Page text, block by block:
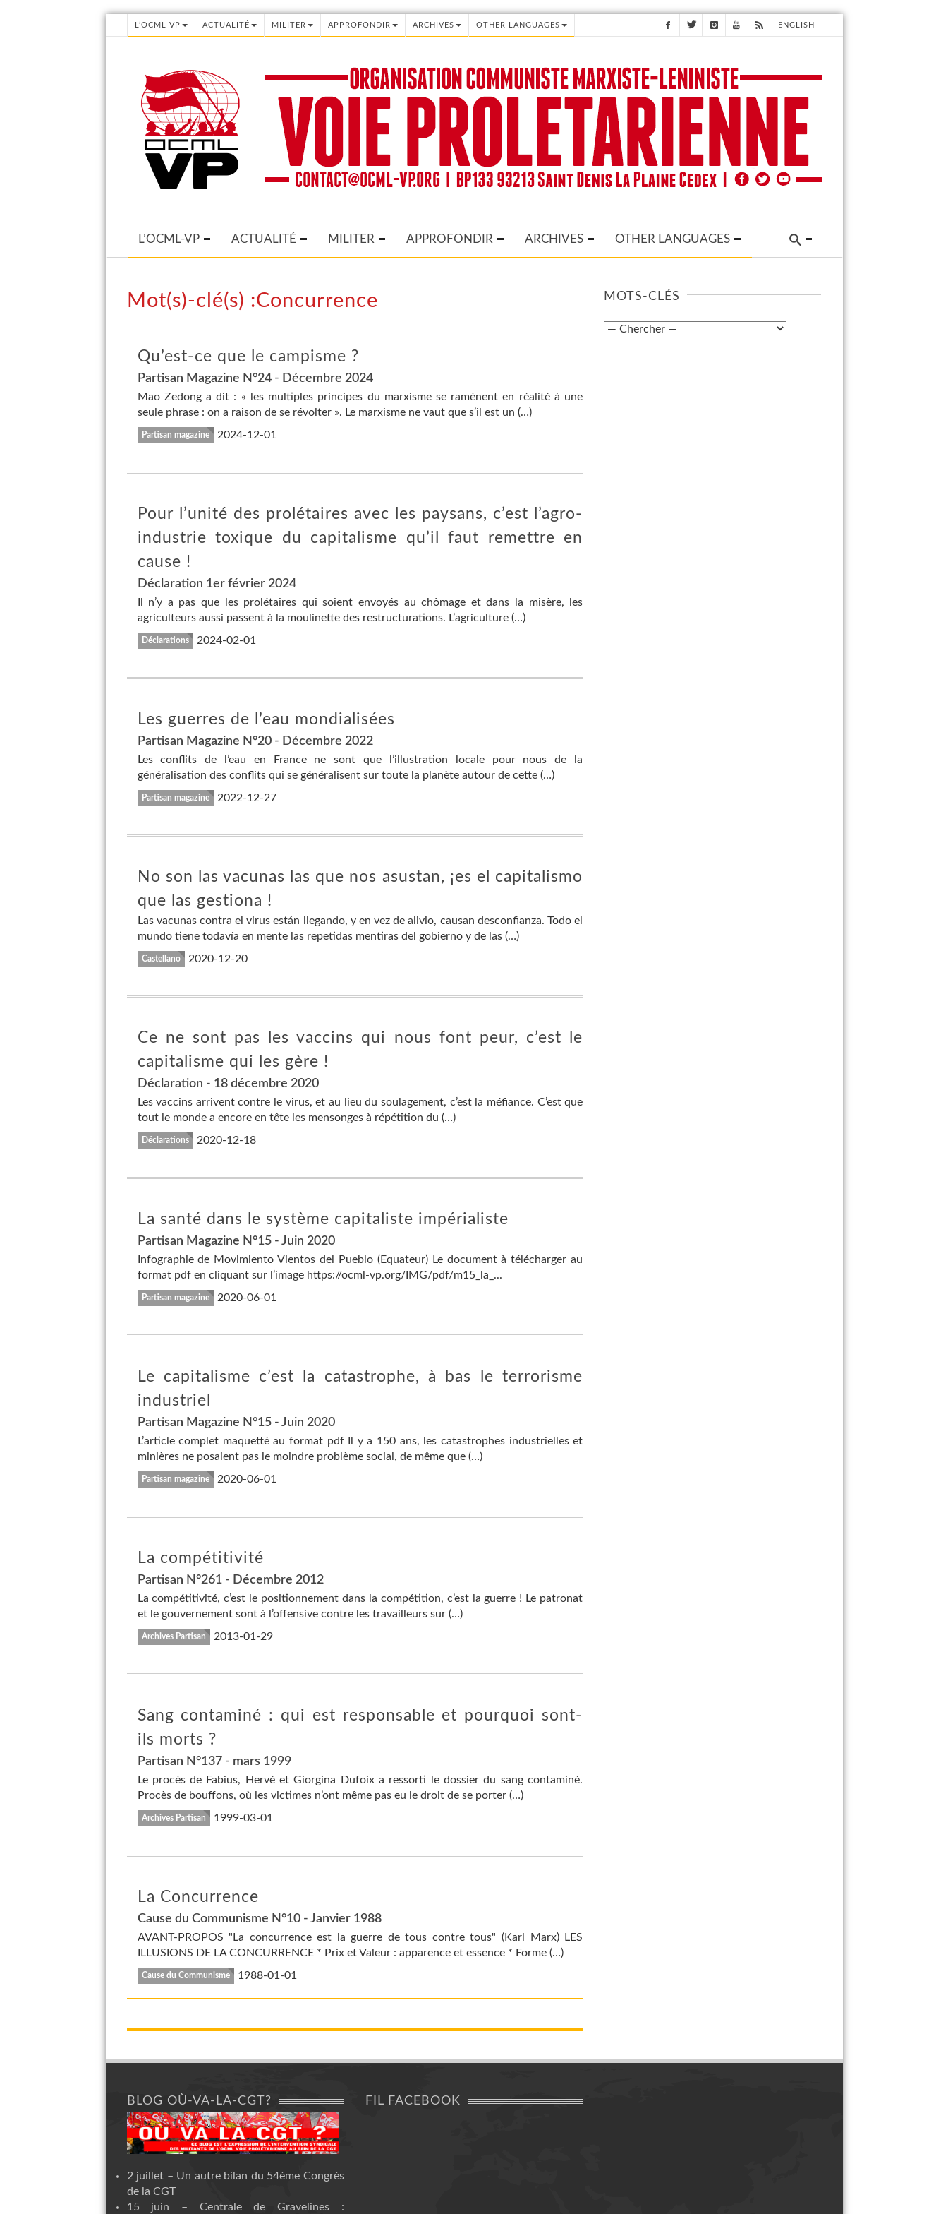
L’OCML-VP ACTUALITÉ MILITER APPROFONDIR ARCHIVES OTHER LANGUAGES ENGLISH
L’OCML-VP ACTUALITÉ MILITER APPROFONDIR ARCHIVES OTHER LANGUAGES
Mot(s)-clé(s) :Concurrence
Qu’est-ce que le campisme ?
Partisan Magazine N°24 - Décembre 2024
Mao Zedong a dit : « les multiples principes du marxisme se ramènent en réalité à une
seule phrase : on a raison de se révolter ». Le marxisme ne vaut que s’il est un (…)
Partisan magazine 2024-12-01
Pour l’unité des prolétaires avec les paysans, c’est l’agro-
industrie toxique du capitalisme qu’il faut remettre en
cause !
Déclaration 1er février 2024
Il n’y a pas que les prolétaires qui soient envoyés au chômage et dans la misère, les
agriculteurs aussi passent à la moulinette des restructurations. L’agriculture (…)
Déclarations 2024-02-01
Les guerres de l’eau mondialisées
Partisan Magazine N°20 - Décembre 2022
Les conflits de l’eau en France ne sont que l’illustration locale pour nous de la
généralisation des conflits qui se généralisent sur toute la planète autour de cette (…)
Partisan magazine 2022-12-27
No son las vacunas las que nos asustan, ¡es el capitalismo
que las gestiona !
Las vacunas contra el virus están llegando, y en vez de alivio, causan desconfianza. Todo el
mundo tiene todavía en mente las repetidas mentiras del gobierno y de las (…)
Castellano 2020-12-20
Ce ne sont pas les vaccins qui nous font peur, c’est le
capitalisme qui les gère !
Déclaration - 18 décembre 2020
Les vaccins arrivent contre le virus, et au lieu du soulagement, c’est la méfiance. C’est que
tout le monde a encore en tête les mensonges à répétition du (…)
Déclarations 2020-12-18
La santé dans le système capitaliste impérialiste
Partisan Magazine N°15 - Juin 2020
Infographie de Movimiento Vientos del Pueblo (Equateur) Le document à télécharger au
format pdf en cliquant sur l’image https://ocml-vp.org/IMG/pdf/m15_la_...
Partisan magazine 2020-06-01
Le capitalisme c’est la catastrophe, à bas le terrorisme
industriel
Partisan Magazine N°15 - Juin 2020
L’article complet maquetté au format pdf Il y a 150 ans, les catastrophes industrielles et
minières ne posaient pas le moindre problème social, de même que (…)
Partisan magazine 2020-06-01
La compétitivité
Partisan N°261 - Décembre 2012
La compétitivité, c’est le positionnement dans la compétition, c’est la guerre ! Le patronat
et le gouvernement sont à l’offensive contre les travailleurs sur (…)
Archives Partisan 2013-01-29
Sang contaminé : qui est responsable et pourquoi sont-
ils morts ?
Partisan N°137 - mars 1999
Le procès de Fabius, Hervé et Giorgina Dufoix a ressorti le dossier du sang contaminé.
Procès de bouffons, où les victimes n’ont même pas eu le droit de se porter (…)
Archives Partisan 1999-03-01
La Concurrence
Cause du Communisme N°10 - Janvier 1988
AVANT-PROPOS "La concurrence est la guerre de tous contre tous" (Karl Marx) LES
ILLUSIONS DE LA CONCURRENCE * Prix et Valeur : apparence et essence * Forme (…)
Cause du Communisme 1988-01-01
MOTS-CLÉS
BLOG OÙ-VA-LA-CGT?
2 juillet – Un autre bilan du 54ème Congrès
de la CGT
15 juin – Centrale de Gravelines :
FIL FACEBOOK